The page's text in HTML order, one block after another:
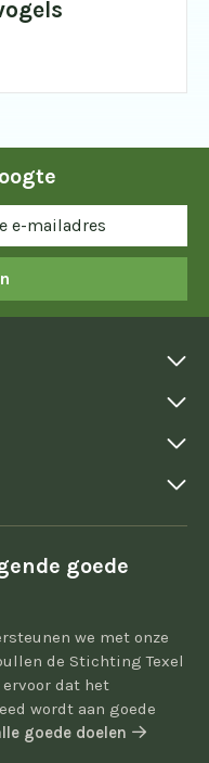
goede
we met onze
de Stichting Texel
dat het
wordt aan goede
goede doelen